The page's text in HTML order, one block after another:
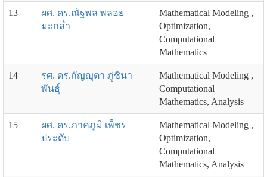
13
ผศ. ดร.ณัฐพล พลอย
มะกล่ำ
Mathematical Modeling ,
Optimization,
Computational
Mathematics
14
รศ. ดร.กัญญุตา ภู่ชินา
พันธุ์
Mathematical Modeling ,
Computational
Mathematics, Analysis
15
ผศ. ดร.ภาคภูมิ เพ็ชร
ประดับ
Mathematical Modeling ,
Optimization,
Computational
Mathematics, Analysis